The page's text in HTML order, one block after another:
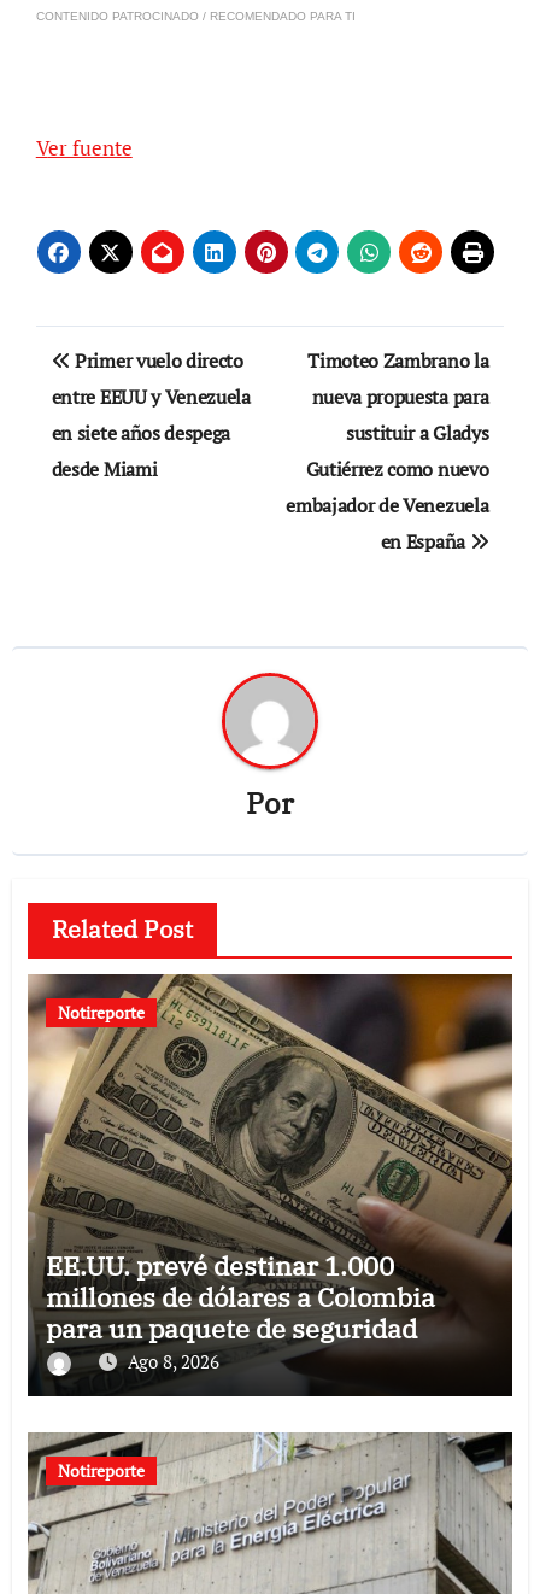
CONTENIDO PATROCINADO / RECOMENDADO PARA TI
Ver fuente
Navegación
de
entradas
Primer vuelo directo
entre EEUU y Venezuela
en siete años despega
desde Miami
Timoteo Zambrano la
nueva propuesta para
sustituir a Gladys
Gutiérrez como nuevo
embajador de Venezuela
en España
Por
Related Post
Notireporte
EE.UU. prevé destinar 1.000
millones de dólares a Colombia
para un paquete de seguridad
Ago 8, 2026
Notireporte